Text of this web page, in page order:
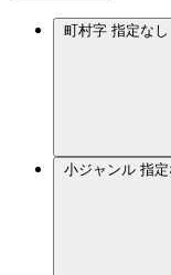
町村字 指定なし
小ジャンル 指定